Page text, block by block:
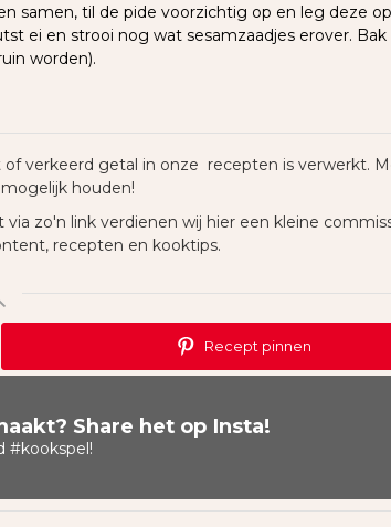
samen, til de pide voorzichtig op en leg deze
ei en strooi nog wat sesamzaadjes erover. Bak
worden).
verkeerd getal in onze recepten is verwerkt.
houden!
zo'n link verdienen wij hier een kleine
recepten en kooktips.
Recept pinnen
Share het op Insta!
#kookspel!